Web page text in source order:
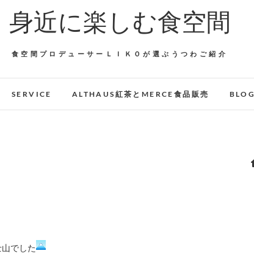
身近に楽しむ食空間
食空間プロデューサーＬＩＫＯが選ぶうつわご紹介
SERVICE ALTHAUS紅茶とMERCE食品販売 BLOG
でした